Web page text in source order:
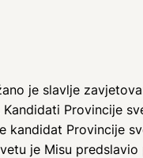
je slavlje
Provincije
kandidat Provincije
je Misu